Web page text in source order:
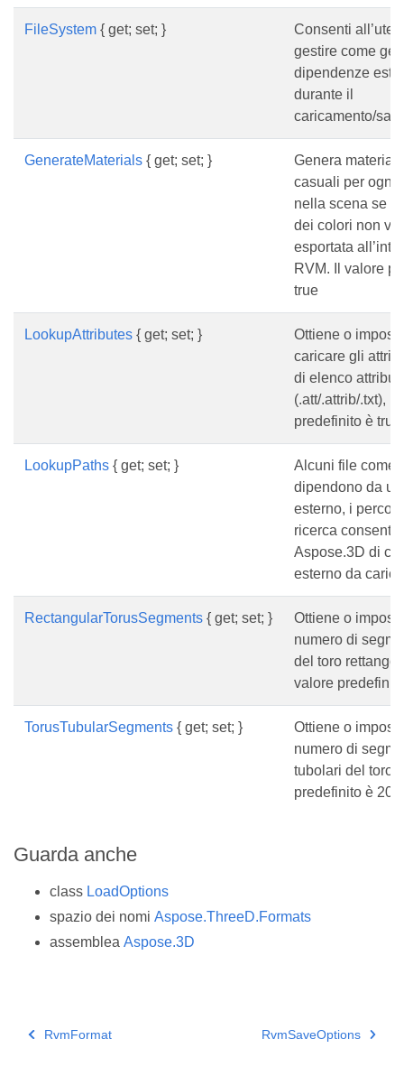
FileSystem { get; set; }
Consenti
gestire come
dipendenze
durante il
caricamento/
GenerateMaterials { get; set; }
Genera
casuali per ogni
nella scena se
dei colori non
esportata
RVM. Il valore
true
LookupAttributes { get; set; }
Ottiene o
caricare gli
di elenco
(.att/.attrib/.txt), il
predefinito è true.
LookupPaths { get; set; }
Alcuni file come
dipendono da
esterno, i
ricerca
Aspose.3D di
esterno da
RectangularTorusSegments { get; set; }
Ottiene o
numero di
del toro
valore
TorusTubularSegments { get; set; }
Ottiene o
numero di
tubolari del toro,
predefinito è 20
Guarda anche
class LoadOptions
spazio dei nomi Aspose.ThreeD.Formats
assemblea Aspose.3D
RvmFormat RvmSaveOptions